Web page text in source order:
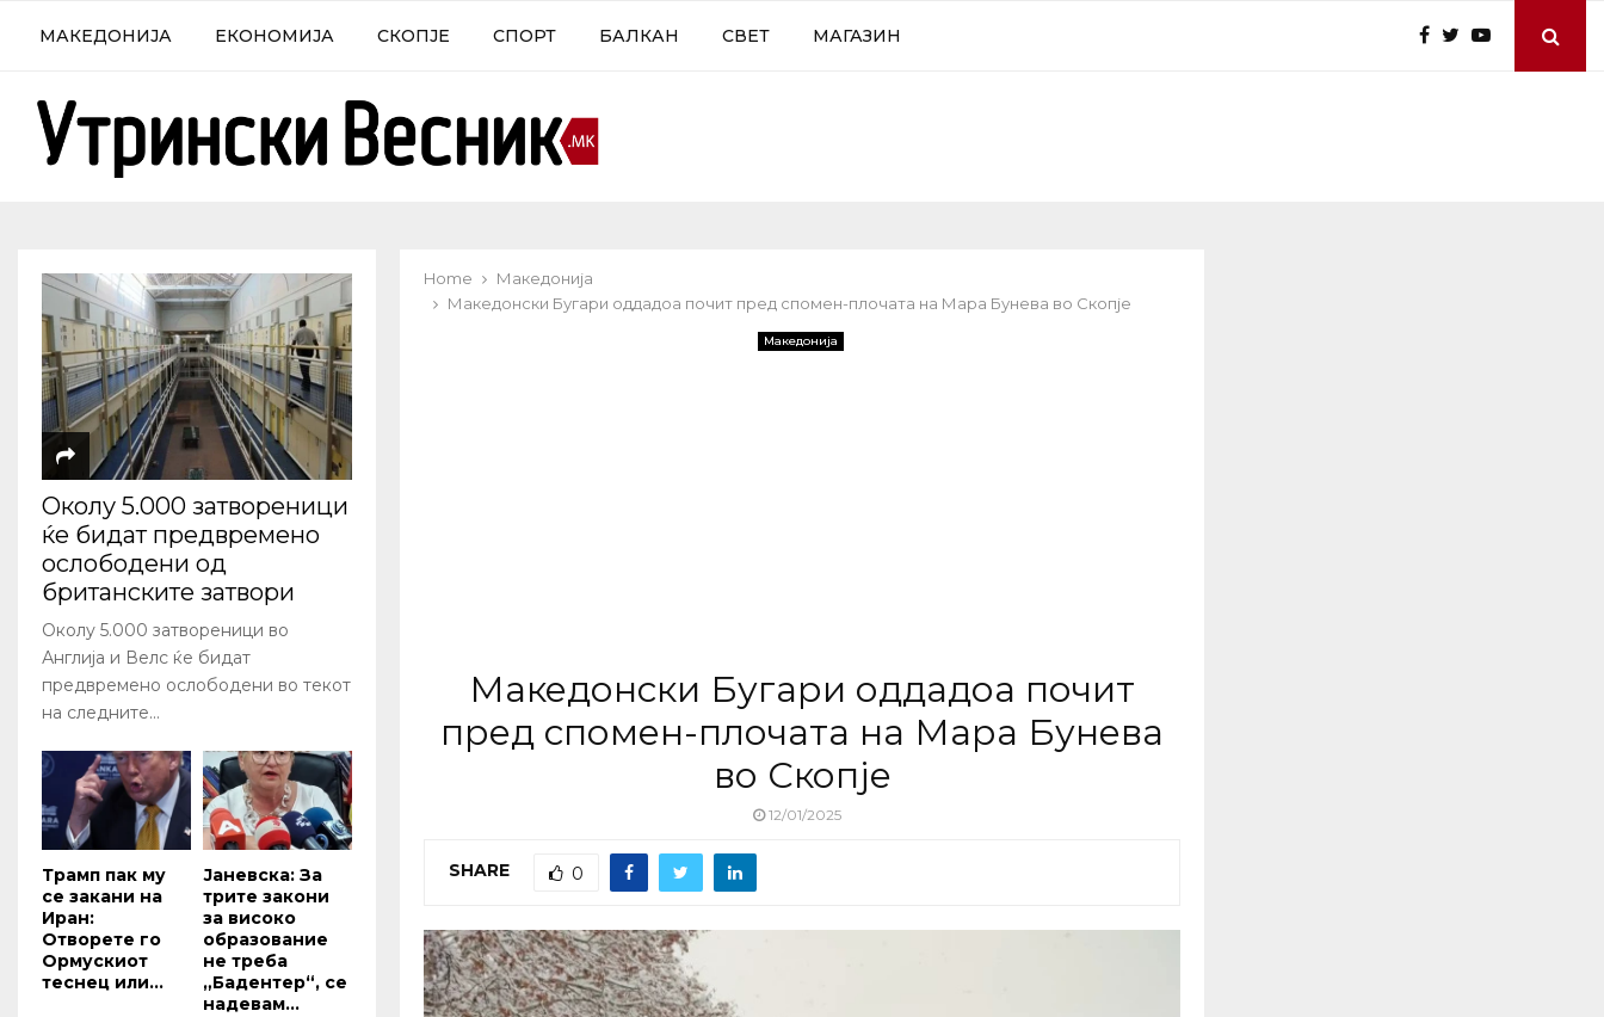
МАКЕДОНИЈА ЕКОНОМИЈА СКОПЈЕ СПОРТ БАЛКАН СВЕТ МАГАЗИН
Home
Македонија
Македонски Бугари оддадоа почит пред спомен-плочата на Мара Бунева во Скопје
Македонија
Македонски Бугари оддадоа почит
пред спомен-плочата на Мара Бунева
во Скопје
12/01/2025
SHARE 0
Околу 5.000 затвореници
ќе бидат предвремено
ослободени од
британските затвори
Околу 5.000 затвореници во
Англија и Велс ќе бидат
предвремено ослободени во текот
на следните...
Трамп пак му
се закани на
Иран:
Отворете го
Ормускиот
теснец или...
Јаневска: За
трите закони
за високо
образование
не треба
„Бадентер“, се
надевам...